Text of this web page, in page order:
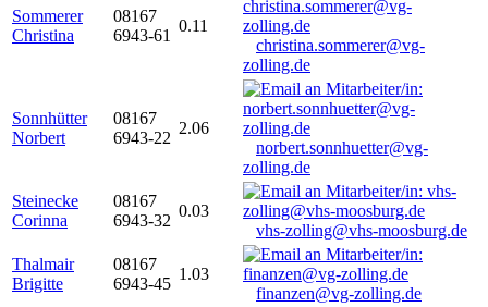
Sommerer
Christina
08167
6943-61
0.11
christina.sommerer@vg-
zolling.de
Sonnhütter
Norbert
08167
6943-22
2.06
norbert.sonnhuetter@vg-
zolling.de
Steinecke
Corinna
08167
6943-32
0.03
vhs-zolling@vhs-moosburg.de
Thalmair
Brigitte
08167
6943-45
1.03
finanzen@vg-zolling.de